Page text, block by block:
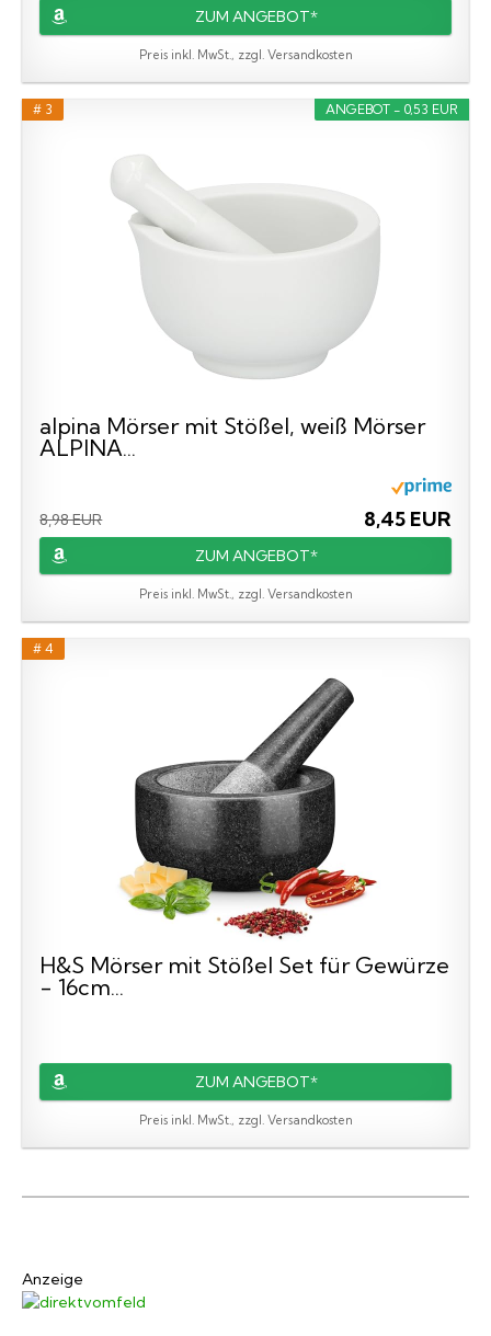
ZUM ANGEBOT*
Preis inkl. MwSt., zzgl. Versandkosten
ANGEBOT - 0,53 EUR
# 3
alpina Mörser mit Stößel, weiß Mörser
ALPINA...
8,98 EUR 8,45 EUR
ZUM ANGEBOT*
Preis inkl. MwSt., zzgl. Versandkosten
# 4
H&S Mörser mit Stößel Set für Gewürze
- 16cm...
ZUM ANGEBOT*
Preis inkl. MwSt., zzgl. Versandkosten
Anzeige